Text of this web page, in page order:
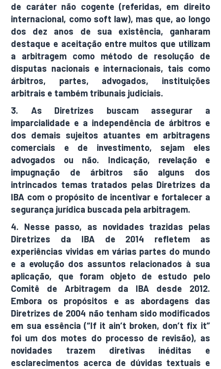
de caráter não cogente (referidas, em direito
internacional, como soft law), mas que, ao longo
dos dez anos de sua existência, ganharam
destaque e aceitação entre muitos que utilizam
a arbitragem como método de resolução de
disputas nacionais e internacionais, tais como
árbitros, partes, advogados, instituições
arbitrais e também tribunais judiciais.
3. As Diretrizes buscam assegurar a
imparcialidade e a independência de árbitros e
dos demais sujeitos atuantes em arbitragens
comerciais e de investimento, sejam eles
advogados ou não. Indicação, revelação e
impugnação de árbitros são alguns dos
intrincados temas tratados pelas Diretrizes da
IBA com o propósito de incentivar e fortalecer a
segurança jurídica buscada pela arbitragem.
4. Nesse passo, as novidades trazidas pelas
Diretrizes da IBA de 2014 refletem as
experiências vividas em várias partes do mundo
e a evolução dos assuntos relacionados à sua
aplicação, que foram objeto de estudo pelo
Comitê de Arbitragem da IBA desde 2012.
Embora os propósitos e as abordagens das
Diretrizes de 2004 não tenham sido modificados
em sua essência (“If it ain’t broken, don’t fix it”
foi um dos motes do processo de revisão), as
novidades trazem diretivas inéditas e
esclarecimentos acerca de dúvidas textuais e